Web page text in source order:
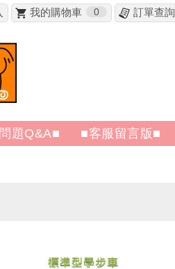
我的購物車 0 訂單查詢
題Q&A■ ■客服留言版■